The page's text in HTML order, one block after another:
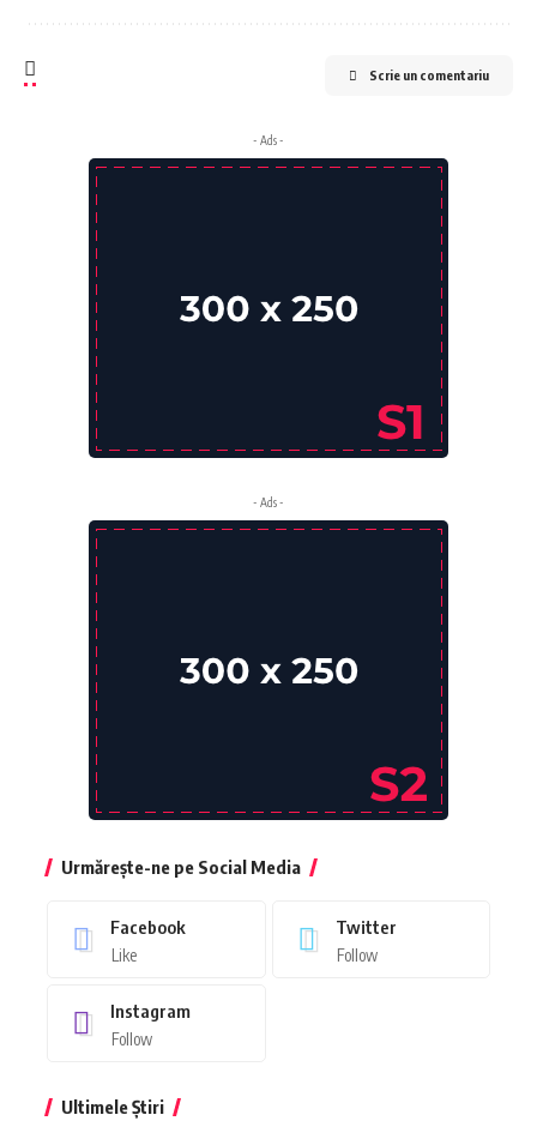
Scrie un comentariu
- Ads -
- Ads -
Urmărește-ne pe Social Media
Facebook
Like
Twitter
Follow
Instagram
Follow
Ultimele Știri